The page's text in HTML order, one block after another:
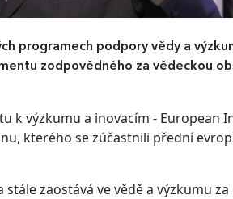
programech podpory vědy a
zodpovědného za vědeckou
k výzkumu a inovacím - European
kterého se zúčastnili přední
zaostává ve vědě a výzkumu za